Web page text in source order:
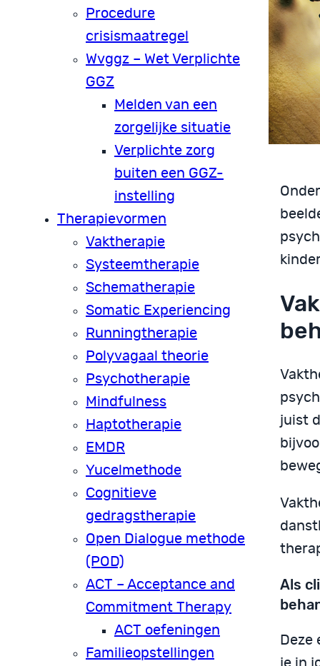
Procedure
crisismaatregel
Wvggz – Wet Verplichte
GGZ
Melden van een
zorgelijke situatie
Verplichte zorg
buiten een GGZ-
instelling
Therapievormen
Vaktherapie
Systeemtherapie
Schematherapie
Somatic Experiencing
Runningtherapie
Polyvagaal theorie
Psychotherapie
Mindfulness
Haptotherapie
EMDR
Yucelmethode
Cognitieve
gedragstherapie
Open Dialogue methode
(POD)
ACT – Acceptance and
Commitment Therapy
ACT oefeningen
Familieopstellingen
juist
Als
Deze
je in